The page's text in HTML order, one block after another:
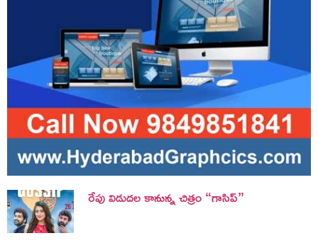
రేపు విడుదల కానున్న చిత్రం “గాసిప్”